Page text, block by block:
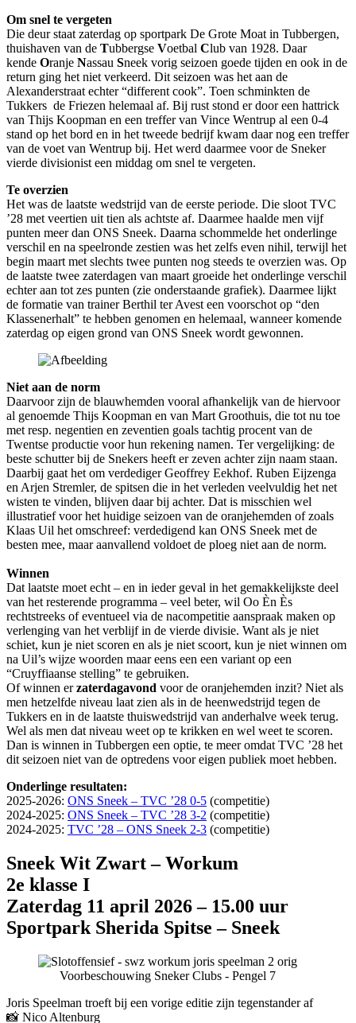
Om snel te vergeten
Die deur staat zaterdag op sportpark De Grote Moat in Tubbergen,
thuishaven van de Tubbergse Voetbal Club van 1928. Daar
kende Oranje Nassau Sneek vorig seizoen goede tijden en ook in de
return ging het niet verkeerd. Dit seizoen was het aan de
Alexanderstraat echter “different cook”. Toen schminkten de
Tukkers de Friezen helemaal af. Bij rust stond er door een hattrick
van Thijs Koopman en een treffer van Vince Wentrup al een 0-4
stand op het bord en in het tweede bedrijf kwam daar nog een treffer
van de voet van Wentrup bij. Het werd daarmee voor de Sneker
vierde divisionist een middag om snel te vergeten.
Te overzien
Het was de laatste wedstrijd van de eerste periode. Die sloot TVC
’28 met veertien uit tien als achtste af. Daarmee haalde men vijf
punten meer dan ONS Sneek. Daarna schommelde het onderlinge
verschil en na speelronde zestien was het zelfs even nihil, terwijl het
begin maart met slechts twee punten nog steeds te overzien was. Op
de laatste twee zaterdagen van maart groeide het onderlinge verschil
echter aan tot zes punten (zie onderstaande grafiek). Daarmee lijkt
de formatie van trainer Berthil ter Avest een voorschot op “den
Klassenerhalt” te hebben genomen en helemaal, wanneer komende
zaterdag op eigen grond van ONS Sneek wordt gewonnen.
Niet aan de norm
Daarvoor zijn de blauwhemden vooral afhankelijk van de hiervoor
al genoemde Thijs Koopman en van Mart Groothuis, die tot nu toe
met resp. negentien en zeventien goals tachtig procent van de
Twentse productie voor hun rekening namen. Ter vergelijking: de
beste schutter bij de Snekers heeft er zeven achter zijn naam staan.
Daarbij gaat het om verdediger Geoffrey Eekhof. Ruben Eijzenga
en Arjen Stremler, de spitsen die in het verleden veelvuldig het net
wisten te vinden, blijven daar bij achter. Dat is misschien wel
illustratief voor het huidige seizoen van de oranjehemden of zoals
Klaas Uil het omschreef: verdedigend kan ONS Sneek met de
besten mee, maar aanvallend voldoet de ploeg niet aan de norm.
Winnen
Dat laatste moet echt – en in ieder geval in het gemakkelijkste deel
van het resterende programma – veel beter, wil Oo Èn Ès
rechtstreeks of eventueel via de nacompetitie aanspraak maken op
verlenging van het verblijf in de vierde divisie. Want als je niet
schiet, kun je niet scoren en als je niet scoort, kun je niet winnen om
na Uil’s wijze woorden maar eens een een variant op een
“Cruyffiaanse stelling” te gebruiken.
Of winnen erzaterdagavond voor de oranjehemden inzit? Niet als
men hetzelfde niveau laat zien als in de heenwedstrijd tegen de
Tukkers en in de laatste thuiswedstrijd van anderhalve week terug.
Wel als men dat niveau weet op te krikken en wel weet te scoren.
Dan is winnen in Tubbergen een optie, te meer omdat TVC ’28 het
dit seizoen niet van de optredens voor eigen publiek moet hebben.
​Onderlinge resultaten:
2025-2026: ONS Sneek – TVC ’28 0-5 (competitie)
2024-2025: ONS Sneek – TVC ’28 3-2 (competitie)
2024-2025: TVC ’28 – ONS Sneek 2-3 (competitie)
Sneek Wit Zwart – Workum
2e klasse I
Zaterdag 11 april 2026 – 15.00 uur
Sportpark Sherida Spitse – Sneek
Voorbeschouwing Sneker Clubs - Pengel 7
Joris Speelman troeft bij een vorige editie zijn tegenstander af
📸 Nico Altenburg